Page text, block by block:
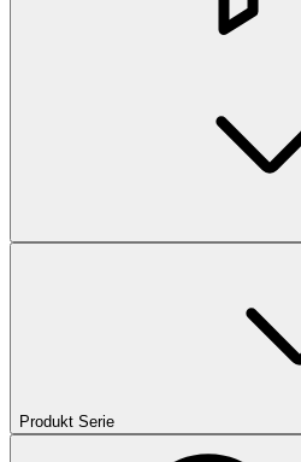
Produkt Serie